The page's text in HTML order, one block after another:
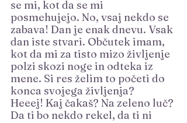
se mi, kot da se mi
posmehujejo. No, vsaj nekdo se
zabava! Dan je enak dnevu. Vsak
dan iste stvari. Občutek imam,
kot da mi za tisto mizo življenje
polzi skozi noge in odteka iz
mene. Si res želim to početi do
konca svojega življenja?
Heeej! Kaj čakaš? Na zeleno luč?
Da ti bo nekdo rekel, da ti ni